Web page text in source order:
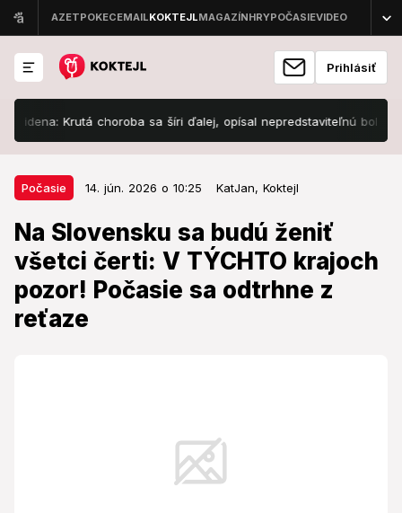
Prihlásiť
Krutá choroba sa šíri ďalej, opísal nepredstaviteľnú bolesť!
Počasie 14. jún. 2026 o 10:25 KatJan, Koktejl
Na Slovensku sa budú ženiť
všetci čerti: V TÝCHTO krajoch
pozor! Počasie sa odtrhne z
reťaze
Počasie 14. jún. 2026 o 10:25
Na Slovensku sa budú ženiť všetci
čerti: V TÝCHTO krajoch pozor!
Počasie sa odtrhne z reťaze
Na naše územie prichádza premenlivé počasie.